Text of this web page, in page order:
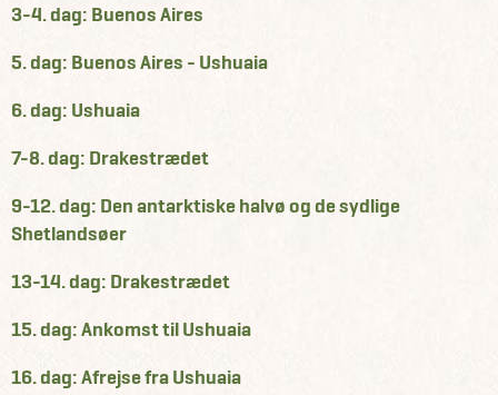
3-4. dag: Buenos Aires
5. dag: Buenos Aires - Ushuaia
6. dag: Ushuaia
7-8. dag: Drakestrædet
9-12. dag: Den antarktiske halvø og de sydlige
Shetlandsøer
13-14. dag: Drakestrædet
15. dag: Ankomst til Ushuaia
16. dag: Afrejse fra Ushuaia